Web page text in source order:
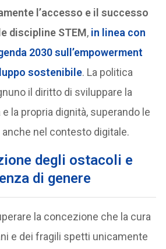
l’accesso e il successo
discipline STEM, in linea con
2030 sull’empowerment
sostenibile. La politica
il diritto di sviluppare la
la propria dignità, superando le
nel contesto digitale.
degli ostacoli e
di genere
la concezione che la cura
e dei fragili spetti unicamente